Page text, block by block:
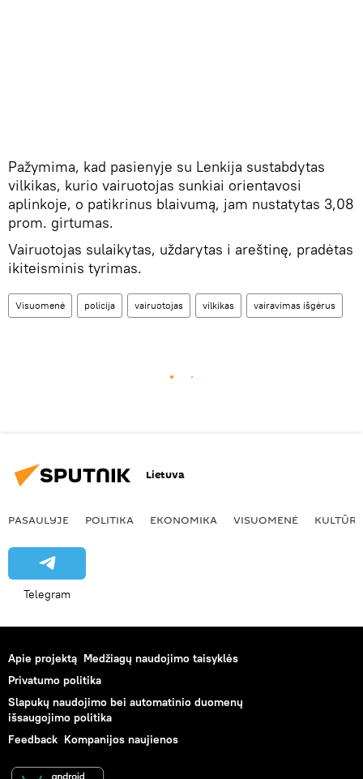
Pažymima, kad pasienyje su Lenkija sustabdytas
vilkikas, kurio vairuotojas sunkiai orientavosi
aplinkoje, o patikrinus blaivumą, jam nustatytas 3,08
prom. girtumas.
Vairuotojas sulaikytas, uždarytas i areštinę, pradėtas
ikiteisminis tyrimas.
Visuomenė policija vairuotojas vilkikas vairavimas išgėrus
Lietuva
PASAULYJE POLITIKA EKONOMIKA VISUOMENĖ KULTŪRA
Telegram
Apie projektą Medžiagų naudojimo taisyklės
Privatumo politika
Slapukų naudojimo bei automatinio duomenų
išsaugojimo politika
Feedback Kompanijos naujienos